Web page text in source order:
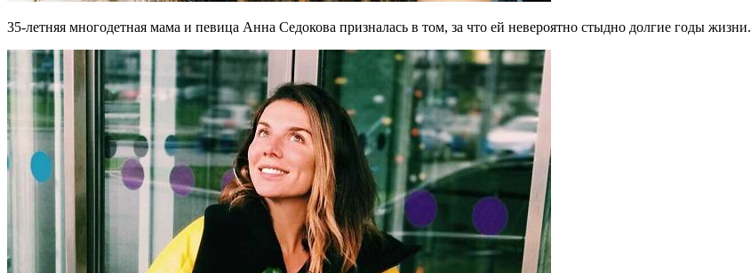
35-летняя многодетная мама и певица Анна Седокова призналась в том, за что ей невероятно стыдно долгие годы жизни.